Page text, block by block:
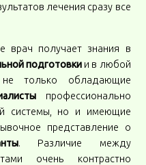
лечения сразу все
врач получает знания в
подготовки и в любой
не только обладающие
профессионально
системы, но и имеющие
представление о
. Различие между
очень контрастно